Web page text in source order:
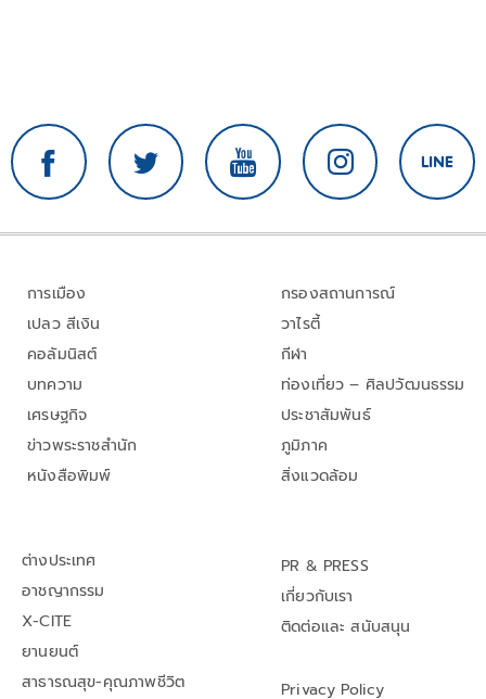
การเมือง
เปลว สีเงิน
คอลัมนิสต์
บทความ
เศรษฐกิจ
ข่าวพระราชสำนัก
หนังสือพิมพ์
กรองสถานการณ์
วาไรตี้
กีฬา
ท่องเที่ยว – ศิลปวัฒนธรรม
ประชาสัมพันธ์
ภูมิภาค
สิ่งแวดล้อม
ต่างประเทศ
อาชญากรรม
X-CITE
ยานยนต์
สาธารณสุข-คุณภาพชีวิต
PR & PRESS
เกี่ยวกับเรา
ติดต่อและ สนับสนุน
Privacy Policy